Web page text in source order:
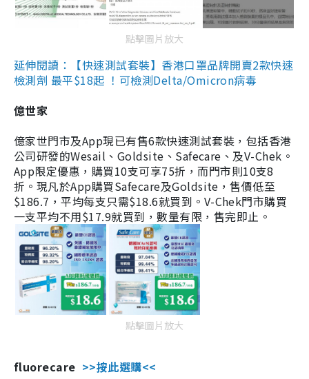
點擊圖片放大
延伸閱讀：【快速測試套裝】香港口罩品牌開賣2款快速
檢測劑 最平$18起 ！可檢測Delta/Omicron病毒
億世家
億家世門市及App現已有售6款快速測試套裝，包括香港
公司研發的Wesail、Goldsite、Safecare、及V-Chek。
App限定優惠，購買10支可享75折，而門市則10支8
折。現凡於App購買Safecare及Goldsite，售價低至
$186.7，平均每支只需$18.6就買到。V-Chek門市購買
一支平均不用$17.9就買到，數量有限，售完即止。
點擊圖片放大
fluorecare >>按此選購<<